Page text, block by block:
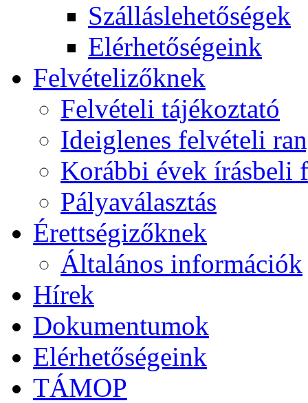
Szálláslehetőségek
Elérhetőségeink
Felvételizőknek
Felvételi tájékoztató
Ideiglenes felvételi
Korábbi évek írásbeli
Pályaválasztás
Érettségizőknek
Általános információk
Hírek
Dokumentumok
Elérhetőségeink
TÁMOP